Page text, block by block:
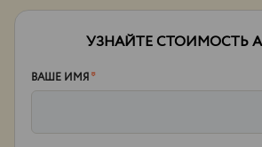
УЗНАЙТЕ СТОИМОСТЬ
ВАШЕ ИМЯ*